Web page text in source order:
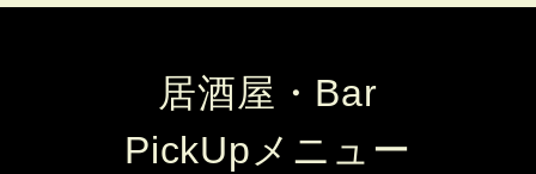
居酒屋・Bar
PickUpメニュー